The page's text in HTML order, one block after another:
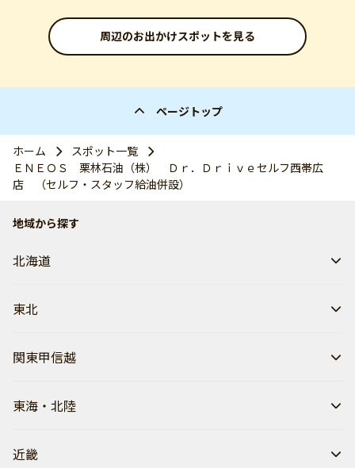
周辺のお出かけスポットを見る
ページトップ
ホーム
スポット一覧
ＥＮＥＯＳ 栗林石油（株） Ｄｒ．Ｄｒｉｖｅセルフ西帯広
店 （セルフ・スタッフ給油併設）
地域から探す
北海道
東北
関東甲信越
東海・北陸
近畿